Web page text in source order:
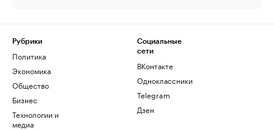
Рубрики
Политика
Экономика
Общество
Бизнес
Технологии и
медиа
Социальные
сети
ВКонтакте
Одноклассники
Telegram
Дзен